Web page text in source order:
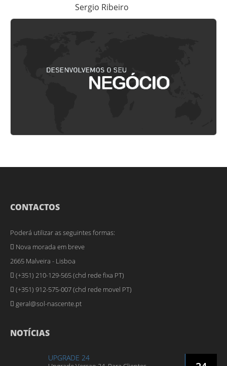
Sergio Ribeiro
CONTACTOS
Poderá utilizar as seguintes formas:
Nova morada em breve
2665 Malveira - Lisboa
(+351) 210-129-565 (chd rede fixa PT)
(+351) 912-575-007 (chd rede movel PT)
geral@sol-nascente.pt
NOTÍCIAS
UPGRADE 24